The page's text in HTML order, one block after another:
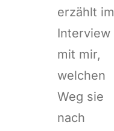
erzählt im
Interview
mit mir,
welchen
Weg sie
nach